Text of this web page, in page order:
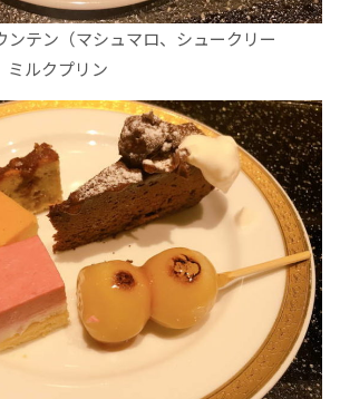
ンテン（マシュマロ、シュークリー
ミルクプリン